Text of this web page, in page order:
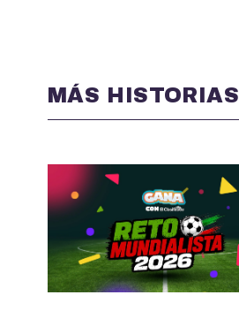
MÁS HISTORIAS